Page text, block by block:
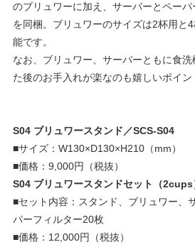
のブリュワーに加え、サーバーとペー
を同梱。ブリュワーのサイズは2杯用と 4
能です。
なお、ブリュワー、サーバーともに食
た後のお手入れが楽なのも嬉しいポイン
S04 ブリュワースタンド／SCS-S04
■サイズ：W130×D130×H210（mm）
■価格： 9,000円（税抜）
S04 ブリュワースタンドセット（2cups
■セット内容：スタンド、ブリュワー、
パーフィルター20枚
■価格： 12,000円（税抜）